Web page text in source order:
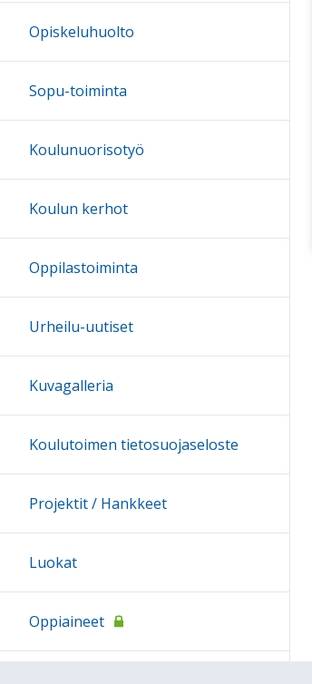
Opiskeluhuolto
Sopu-toiminta
Koulunuorisotyö
Koulun kerhot
Oppilastoiminta
Urheilu-uutiset
Kuvagalleria
Koulutoimen tietosuojaseloste
Projektit / Hankkeet
Luokat
Oppiaineet